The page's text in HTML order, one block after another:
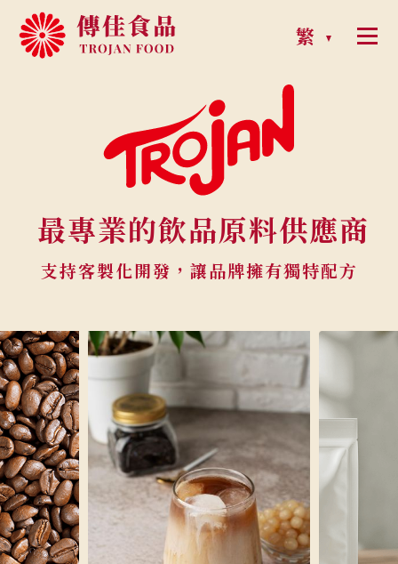
繁
最專業的飲品原料供應商
支持客製化開發，讓品牌擁有獨特配方